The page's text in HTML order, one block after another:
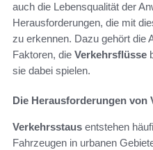
auch die Lebensqualität der
Herausforderungen, die mit
zu erkennen. Dazu gehört die
Faktoren, die Verkehrsflüsse
sie dabei spielen.
Die Herausforderungen von
Verkehrsstaus entstehen
Fahrzeugen in urbanen